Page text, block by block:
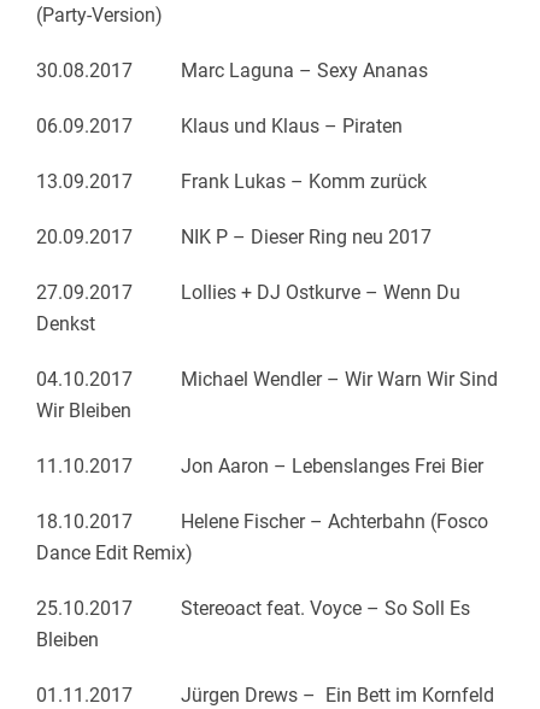
(Party-Version)
30.08.2017 Marc Laguna – Sexy Ananas
06.09.2017 Klaus und Klaus – Piraten
13.09.2017 Frank Lukas – Komm zurück
20.09.2017 NIK P – Dieser Ring neu 2017
27.09.2017 Lollies + DJ Ostkurve – Wenn Du
Denkst
04.10.2017 Michael Wendler – Wir Warn Wir Sind
Wir Bleiben
11.10.2017 Jon Aaron – Lebenslanges Frei Bier
18.10.2017 Helene Fischer – Achterbahn (Fosco
Dance Edit Remix)
25.10.2017 Stereoact feat. Voyce – So Soll Es
Bleiben
01.11.2017 Jürgen Drews – Ein Bett im Kornfeld